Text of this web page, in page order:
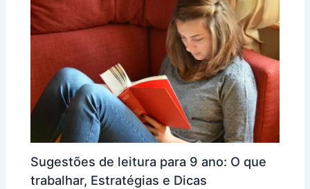
Sugestões de leitura para 9 ano: O que
trabalhar, Estratégias e Dicas